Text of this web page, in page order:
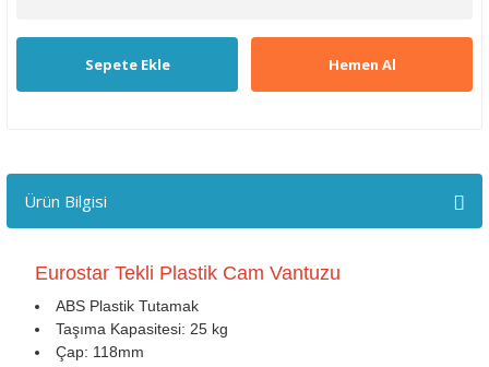
Sepete Ekle Hemen Al
Ürün Bilgisi
Eurostar Tekli Plastik Cam Vantuzu
ABS Plastik Tutamak
Taşıma Kapasitesi: 25 kg
Çap: 118mm